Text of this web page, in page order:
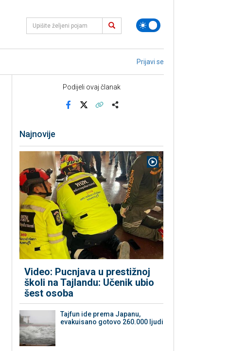
Prijavi se
Podijeli ovaj članak
Najnovije
Video: Pucnjava u prestižnoj
školi na Tajlandu: Učenik ubio
šest osoba
Tajfun ide prema Japanu,
evakuisano gotovo 260.000 ljudi